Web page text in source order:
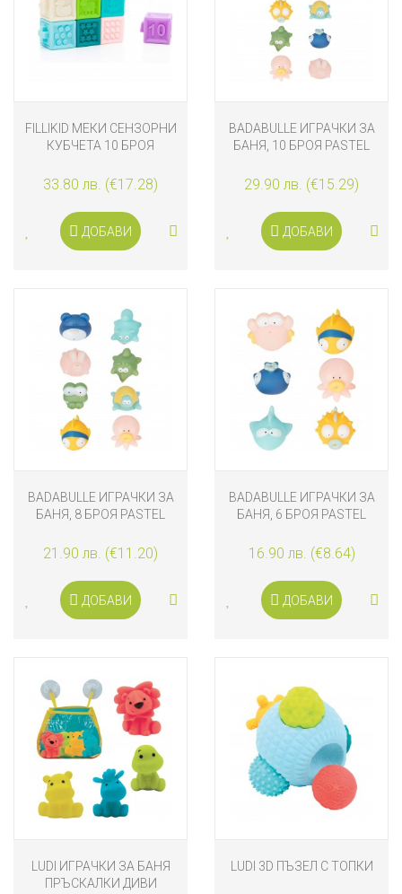
FILLIKID МЕКИ СЕНЗОРНИ
КУБЧЕТА 10 БРОЯ
33.80 лв. (€17.28)
ДОБАВИ
BADABULLE ИГРАЧКИ ЗА
БАНЯ, 10 БРОЯ PASTEL
29.90 лв. (€15.29)
ДОБАВИ
BADABULLE ИГРАЧКИ ЗА
БАНЯ, 8 БРОЯ PASTEL
21.90 лв. (€11.20)
ДОБАВИ
BADABULLE ИГРАЧКИ ЗА
БАНЯ, 6 БРОЯ PASTEL
16.90 лв. (€8.64)
ДОБАВИ
LUDI ИГРАЧКИ ЗА БАНЯ
ПРЪСКАЛКИ ДИВИ
LUDI 3D ПЪЗЕЛ С ТОПКИ